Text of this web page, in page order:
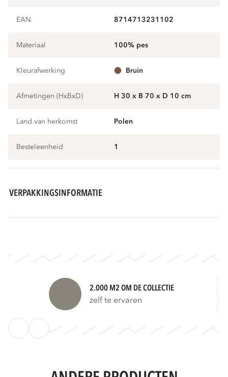
EAN 8714713231102
Materiaal 100% pes
Kleurafwerking bruin
Afmetingen (HxBxD) H 30 x B 70 x D 10 cm
Land van herkomst Polen
Besteleenheid 1
VERPAKKINGSINFORMATIE
2.000 M2 OM DE COLLECTIE
zelf te ervaren